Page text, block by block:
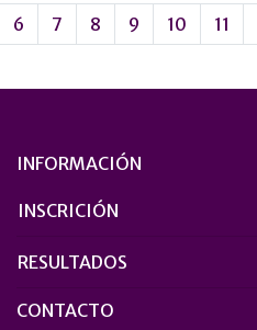
6 7 8 9 10 11
INFORMACIÓN
INSCRICIÓN
RESULTADOS
CONTACTO